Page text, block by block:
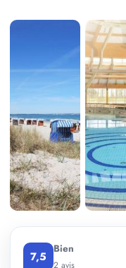
7,5 Bien
2 avis